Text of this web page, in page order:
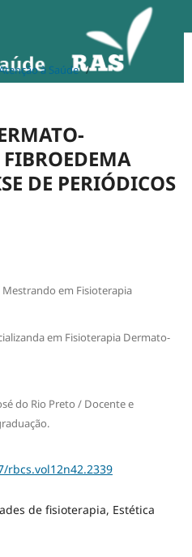
à Saúde /
DE PERIÓDICOS
em Fisioterapia
em Fisioterapia Dermato-
do Rio Preto / Docente e
rbcs.vol12n42.2339
de fisioterapia, Estética